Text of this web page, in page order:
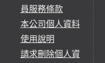
員服務條款
本公司個人資料
使用說明
請求刪除個人資